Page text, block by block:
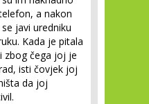
a nakon
javi uredniku
Kada je pitala
zbog čega joj je
isti čovjek joj
da joj